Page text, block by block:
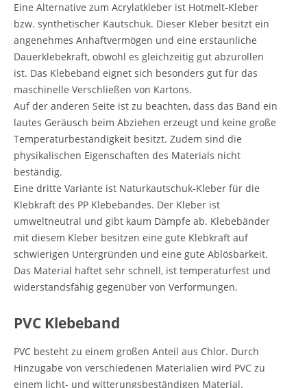
Eine Alternative zum Acrylatkleber ist Hotmelt-Kleber
bzw. synthetischer Kautschuk. Dieser Kleber besitzt ein
angenehmes Anhaftvermögen und eine erstaunliche
Dauerklebekraft, obwohl es gleichzeitig gut abzurollen
ist. Das Klebeband eignet sich besonders gut für das
maschinelle Verschließen von Kartons.
Auf der anderen Seite ist zu beachten, dass das Band ein
lautes Geräusch beim Abziehen erzeugt und keine große
Temperaturbeständigkeit besitzt. Zudem sind die
physikalischen Eigenschaften des Materials nicht
beständig.
Eine dritte Variante ist Naturkautschuk-Kleber für die
Klebkraft des PP Klebebandes. Der Kleber ist
umweltneutral und gibt kaum Dämpfe ab. Klebebänder
mit diesem Kleber besitzen eine gute Klebkraft auf
schwierigen Untergründen und eine gute Ablösbarkeit.
Das Material haftet sehr schnell, ist temperaturfest und
widerstandsfähig gegenüber von Verformungen.
PVC Klebeband
PVC besteht zu einem großen Anteil aus Chlor. Durch
Hinzugabe von verschiedenen Materialien wird PVC zu
einem licht- und witterungsbeständigen Material.